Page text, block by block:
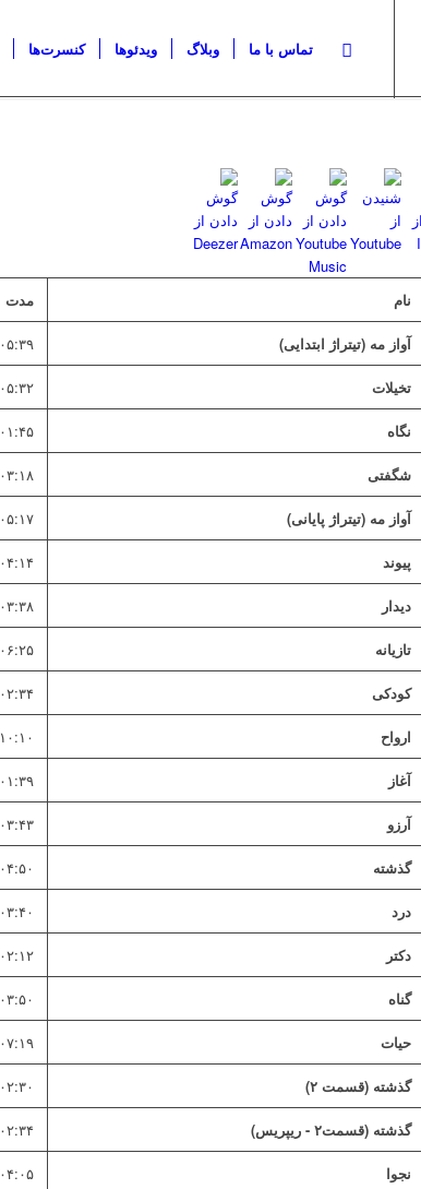
کنسرت‌ها ویدئو‌ها وبلاگ تماس با ما
نام مدت
آواز مه (تیتراژ ابتدایی) ۰۵:۳۹
تخیلات ۰۵:۳۲
نگاه ۰۱:۴۵
شگفتی ۰۳:۱۸
آواز مه (تیتراژ پایانی) ۰۵:۱۷
پیوند ۰۴:۱۴
دیدار ۰۳:۳۸
تازیانه ۰۶:۲۵
کودکی ۰۲:۳۴
ارواح ۱۰:۱۰
آغاز ۰۱:۳۹
آرزو ۰۳:۴۳
گذشته ۰۴:۵۰
درد ۰۳:۴۰
دکتر ۰۲:۱۲
گناه ۰۳:۵۰
حیات ۰۷:۱۹
گذشته (قسمت ۲) ۰۲:۳۰
گذشته (قسمت۲ - ریپریس) ۰۲:۳۴
نجوا ۰۴:۰۵